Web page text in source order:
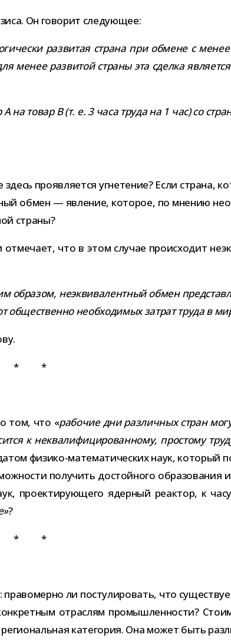
Он гово­рит следующее:
раз­ви­тая страна при обмене с
раз­ви­той страны эта сделка
на товар B (т. е. 3 часа труда на 1 час) со
про­яв­ля­ется угне­те­ние? Если страна,
обмен — явле­ние, кото­рое, по мне­нию
страны?
что в этом слу­чае про­ис­хо­дит
обра­зом, неэк­ви­ва­лент­ный обмен
обще­ственно необ­хо­ди­мых затрат труда в
* *
том, что «рабо­чие дни раз­лич­ных стран
к неква­ли­фи­ци­ро­ван­ному, про­стому
физико-​математических наук, кото­рый
полу­чить достой­ного обра­зо­ва­ния
про­ек­ти­ру­ю­щего ядер­ный реак­тор, к
?
* *
ли посту­ли­ро­вать, что
отрас­лям про­мыш­лен­но­сти?
кате­го­рия. Она может быть